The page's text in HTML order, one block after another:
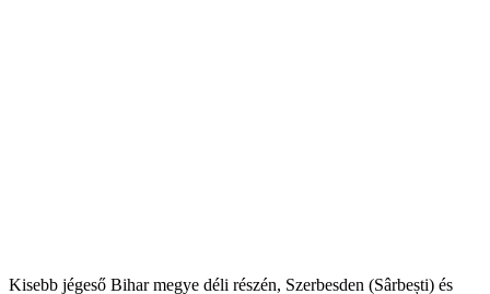
Kisebb jégeső Bihar megye déli részén, Szerbesden (Sârbești) és